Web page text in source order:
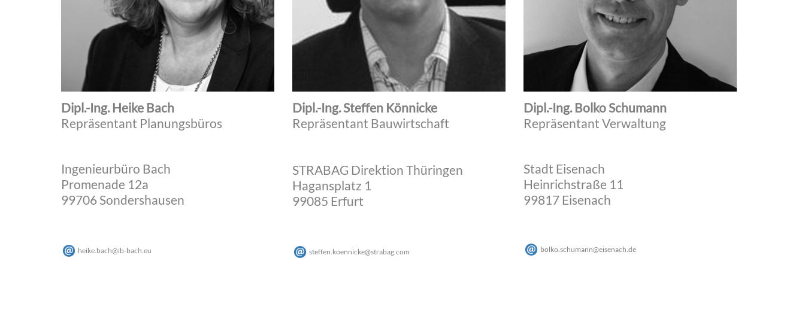
Dipl.-Ing. Heike Bach
Repräsentant Planungsbüros
Ingenieurbüro Bach
Promenade 12a
99706 Sondershausen
heike.bach@ib-bach eu
Dipl.-Ing. Steffen Könnicke
Repräsentant Bauwirtschaft
STRABAG Direktion Thüringen
Hagansplatz 1
99085 Erfurt
steffen.koennicke@strabag .com
Dipl.-Ing. Bolko Schumann
Repräsentant Verwaltung
Stadt Eisenach
Heinrichstraße 11
99817 Eisenach
bolko.schumann@eisenach .de